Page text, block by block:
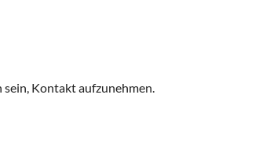
Kontakt aufzunehmen.